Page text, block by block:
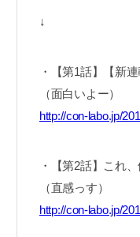
↓
・【第1話】【新
（面白いよー）
http://con-labo.jp/
・【第2話】これ
（直感っす）
http://con-labo.jp/